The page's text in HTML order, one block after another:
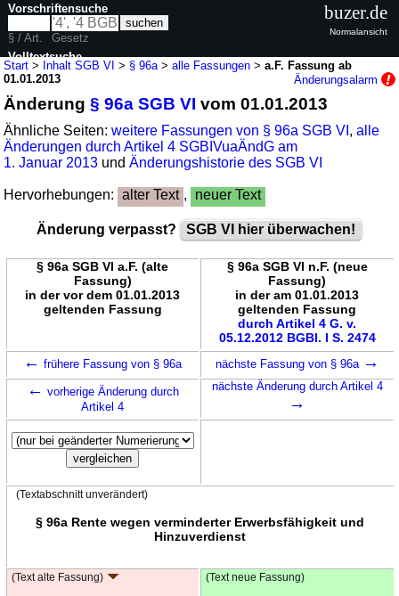
Start > Inhalt SGB VI > § 96a >alle Fassungen >a.F. Fassung ab
01.01.2013
Änderungsalarm
Änderung§ 96a SGB VI vom 01.01.2013
Ähnliche Seiten:weitere Fassungen von § 96a SGB VI ,alle
Änderungen durch Artikel 4 SGBIVuaÄndG am
1. Januar 2013 undÄnderungshistorie des SGB VI
Hervorhebungen: alter Text , neuer Text
Änderung verpasst? SGB VI hier überwachen!
§ 96a SGB VI a.F. (alte
Fassung)
in der vor dem 01.01.2013
geltenden Fassung
§ 96a SGB VI n.F. (neue
Fassung)
in der am 01.01.2013
geltenden Fassung
durch Artikel 4 G. v.
05.12.2012 BGBl. I S. 2474
← frühere Fassung von § 96a nächste Fassung von § 96a →
← vorherige Änderung durch
Artikel 4
nächste Änderung durch Artikel 4
→
(Textabschnitt unverändert)
§ 96a Rente wegen verminderter Erwerbsfähigkeit und
Hinzuverdienst
(Text alte Fassung) (Text neue Fassung)
Vorschriftensuche
§ / Art.
Gesetz
Volltextsuche
buzer.de
Normalansicht